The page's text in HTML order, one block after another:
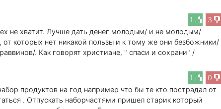
1 3
не хватит. Лучше дать денег молодым/ и не молодым/
которых нет никакой пользы и к тому же они безбожники/
. Как говорят христиане, " спаси и сохрани" /
1
0
продуктов на год например что бы те кто пострадал от
. Отпускать наборчастями пришел старик который